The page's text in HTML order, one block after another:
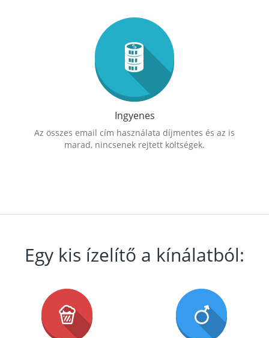
Ingyenes
Az összes email cím használata díjmentes és az is
marad, nincsenek rejtett költségek.
Egy kis ízelítő a kínálatból: